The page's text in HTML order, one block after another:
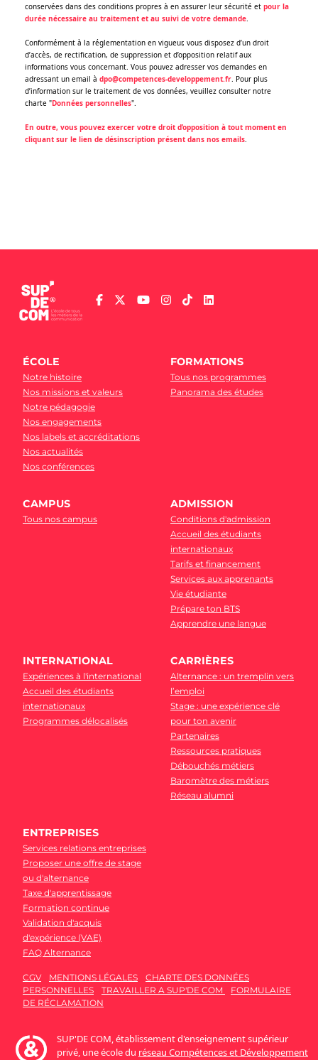
conservées dans des conditions propres à en assurer leur sécurité et pour la
durée nécessaire au traitement et au suivi de votre demande.
Conformément à la réglementation en vigueur, vous disposez d’un droit
d’accès, de rectification, de suppression et d’opposition relatif aux
informations vous concernant. Vous pouvez adresser vos demandes en
adressant un email à dpo@competences-developpement.fr. Pour plus
d’information sur le traitement de vos données, veuillez consulter notre
charte "Données personnelles".
En outre, vous pouvez exercer votre droit d’opposition à tout moment en
cliquant sur le lien de désinscription présent dans nos emails.
ÉCOLE
Notre histoire
Nos missions et valeurs
Notre pédagogie
Nos engagements
Nos labels et accréditations
Nos actualités
Nos conférences
FORMATIONS
Tous nos programmes
Panorama des études
CAMPUS
Tous nos campus
ADMISSION
Conditions d'admission
Accueil des étudiants
internationaux
Tarifs et financement
Services aux apprenants
Vie étudiante
Prépare ton BTS
Apprendre une langue
INTERNATIONAL
Expériences à l'international
Accueil des étudiants
internationaux
Programmes délocalisés
CARRIÈRES
Alternance : un tremplin vers
l’emploi
Stage : une expérience clé
pour ton avenir
Partenaires
Ressources pratiques
Débouchés métiers
Baromètre des métiers
Réseau alumni
ENTREPRISES
Services relations entreprises
Proposer une offre de stage
ou d'alternance
Taxe d'apprentissage
Formation continue
Validation d'acquis
d'expérience (VAE)
FAQ Alternance
CGV MENTIONS LÉGALES
CHARTE DES DONNÉES
PERSONNELLES
TRAVAILLER A SUP'DE COM
FORMULAIRE
DE RÉCLAMATION